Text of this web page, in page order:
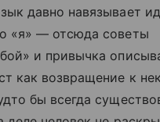
давно навязывает
«я» — отсюда советы
и привычка
как возвращение к
бы всегда